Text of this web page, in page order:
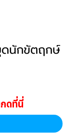
ดนักขัตฤกษ์
ดที่นี่